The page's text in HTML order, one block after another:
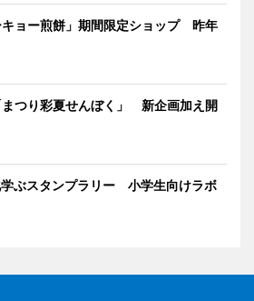
ョー煎餅」期間限定ショップ 昨年
つり彩夏せんぼく」 新企画加え開
ぶスタンプラリー 小学生向けラボ